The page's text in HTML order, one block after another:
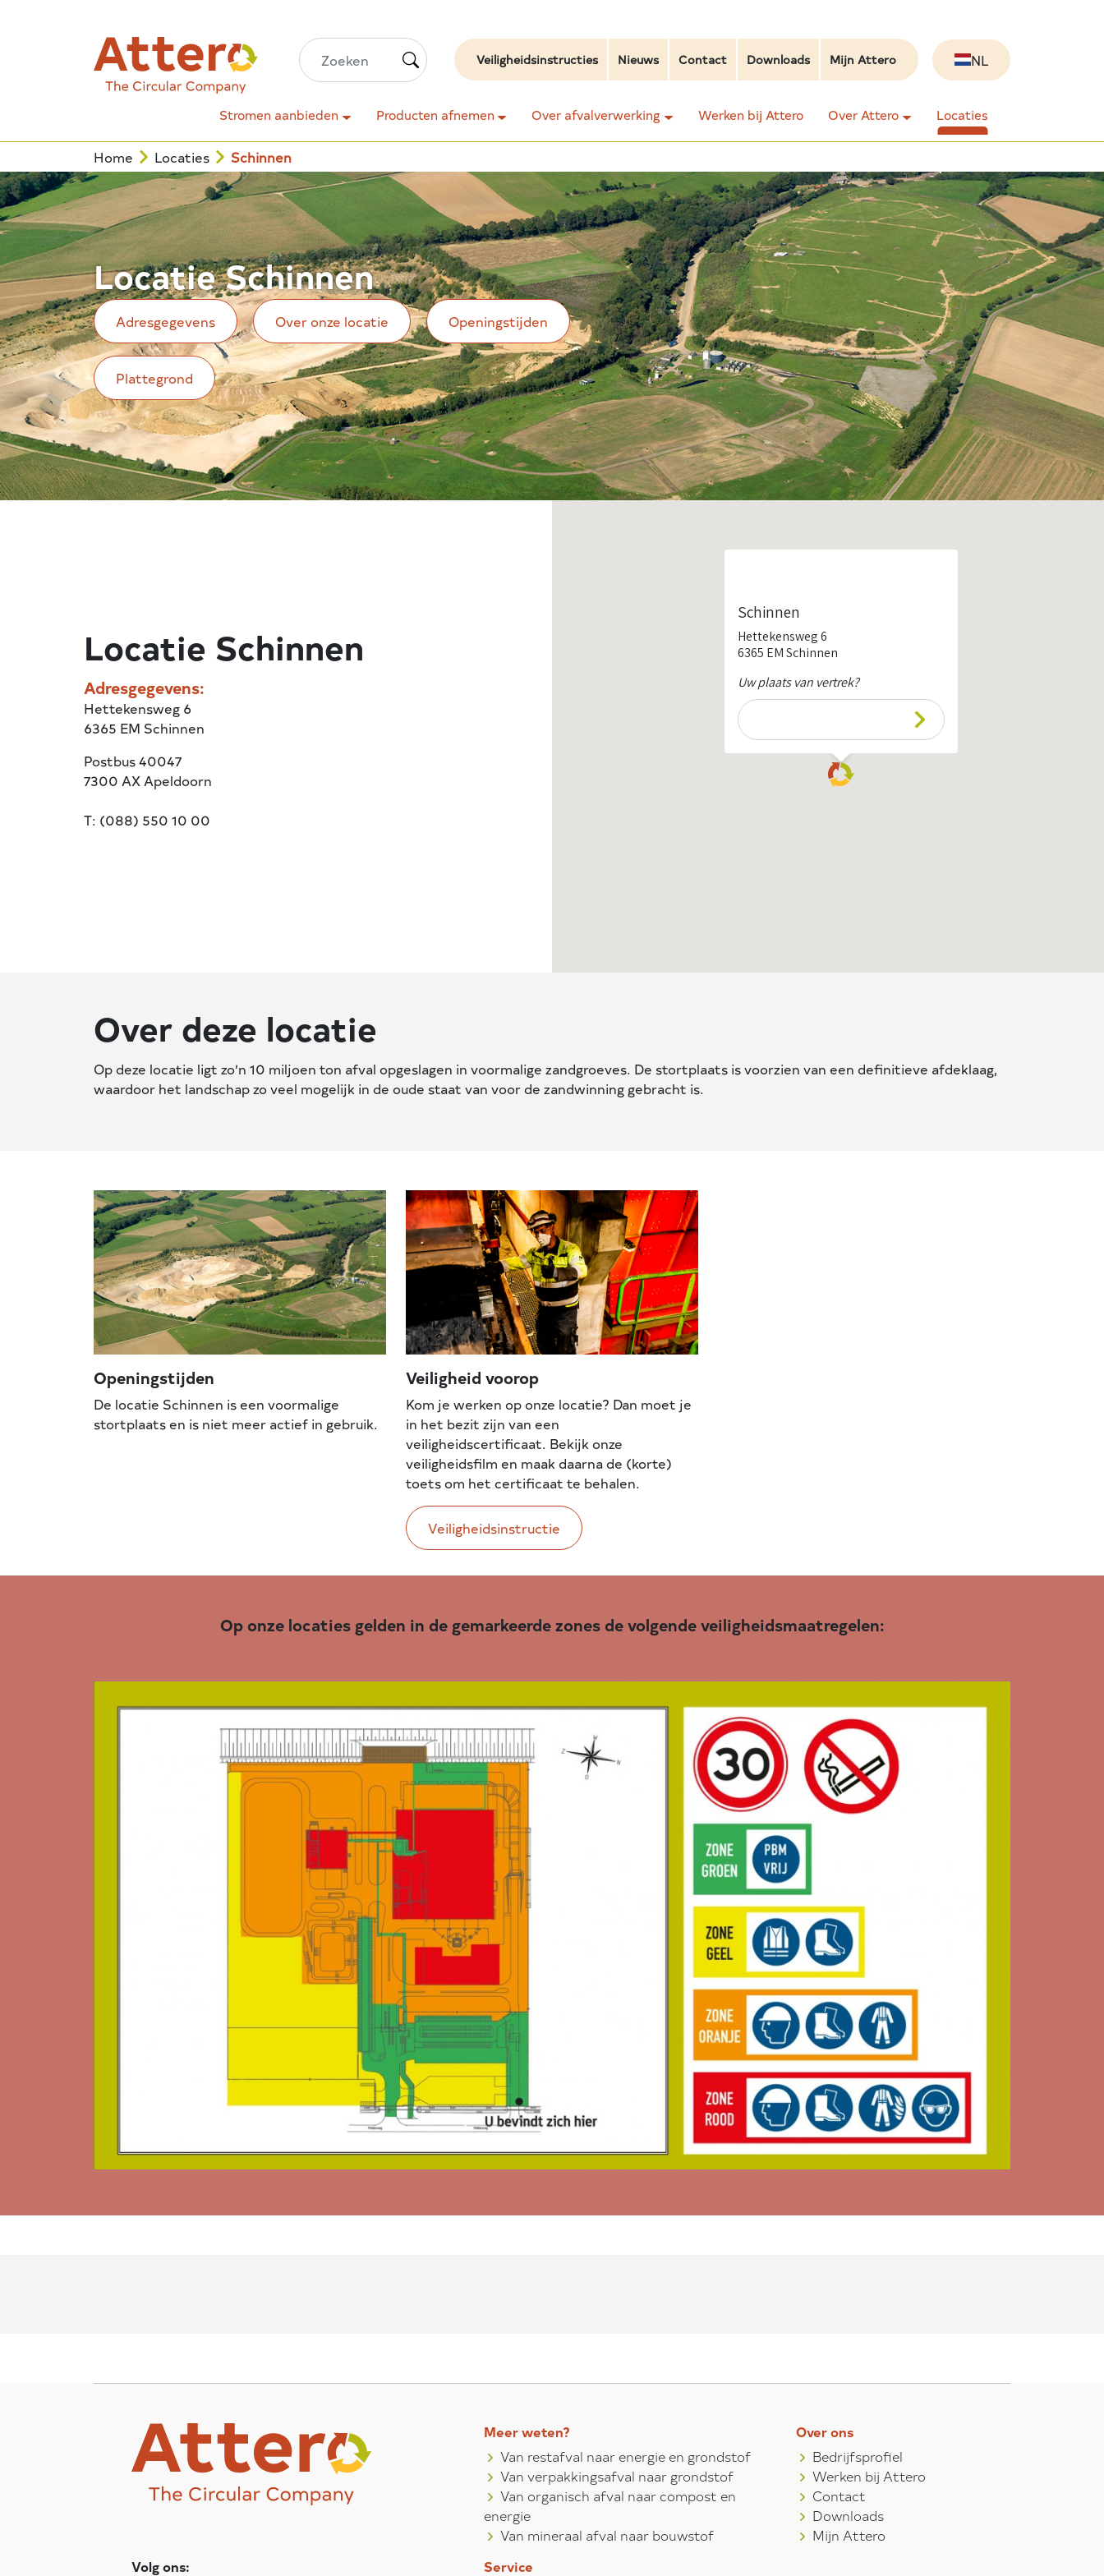
Veiligheidsinstructies Nieuws Contact Downloads Mijn Attero NL
Stromen aanbieden Producten afnemen Over afvalverwerking Werken bij Attero Over Attero Locaties
Home Locaties Schinnen
Locatie Schinnen
Adresgegevens Over onze locatie Openingstijden
Plattegrond
Locatie Schinnen
Adresgegevens:
Hettekensweg 6
6365 EM Schinnen
Postbus 40047
7300 AX Apeldoorn
T: (088) 550 10 00
Schinnen
Hettekensweg 6
6365 EM Schinnen
Uw plaats van vertrek?
Over deze locatie
Op deze locatie ligt zo’n 10 miljoen ton afval opgeslagen in voormalige zandgroeves. De stortplaats is voorzien van een definitieve afdeklaag,
waardoor het landschap zo veel mogelijk in de oude staat van voor de zandwinning gebracht is.
Openingstijden
De locatie Schinnen is een voormalige
stortplaats en is niet meer actief in gebruik.
Veiligheid voorop
Kom je werken op onze locatie? Dan moet je
in het bezit zijn van een
veiligheidscertificaat. Bekijk onze
veiligheidsfilm en maak daarna de (korte)
toets om het certificaat te behalen.
Veiligheidsinstructie
Op onze locaties gelden in de gemarkeerde zones de volgende veiligheidsmaatregelen:
Meer weten?
Van restafval naar energie en grondstof
Van verpakkingsafval naar grondstof
Van organisch afval naar compost en
energie
Van mineraal afval naar bouwstof
Over ons
Bedrijfsprofiel
Werken bij Attero
Contact
Downloads
Mijn Attero
Volg ons:
Service